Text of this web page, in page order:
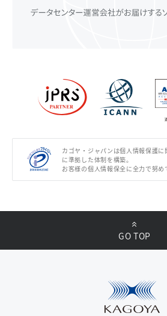
カゴヤ・ジャパンは個人情報保護
に準拠した体制を構築。
お客様の個人情報保全に全力で努め
GO TOP